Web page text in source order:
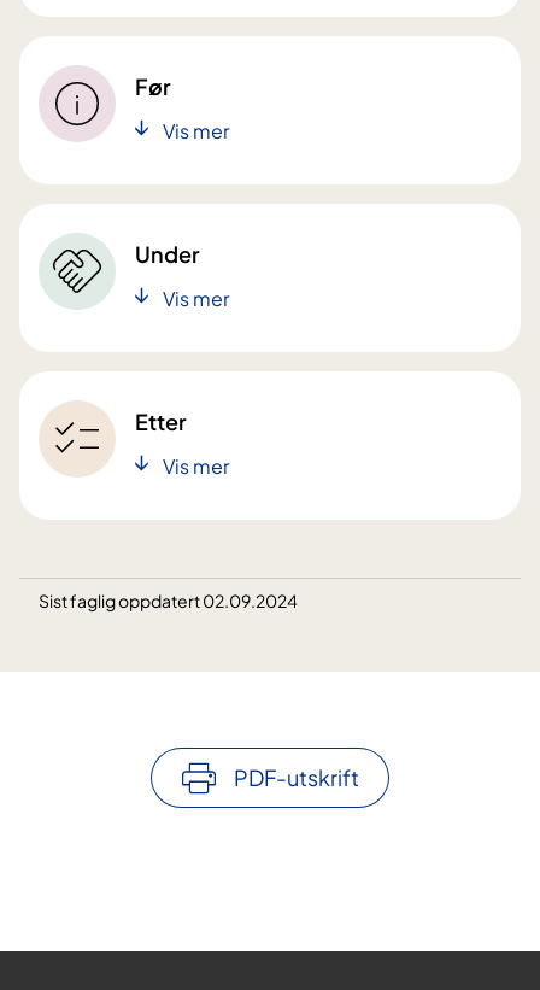
Før
Vis mer
Under
Vis mer
Etter
Vis mer
Sist faglig oppdatert 02.09.2024
PDF-utskrift